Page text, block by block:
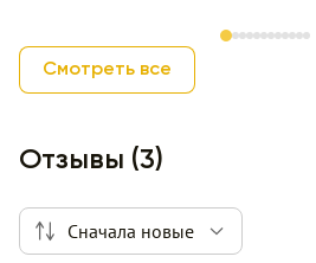
Item 1 of 12
Смотреть все
Отзывы (3)
Сначала новые